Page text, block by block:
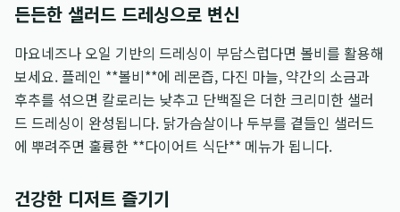
든든한 샐러드 드레싱으로 변신
마요네즈나 오일 기반의 드레싱이 부담스럽다면 볼비를 활용해
보세요. 플레인 **볼비**에 레몬즙, 다진 마늘, 약간의 소금과
후추를 섞으면 칼로리는 낮추고 단백질은 더한 크리미한 샐러
드 드레싱이 완성됩니다. 닭가슴살이나 두부를 곁들인 샐러드
에 뿌려주면 훌륭한 **다이어트 식단** 메뉴가 됩니다.
건강한 디저트 즐기기